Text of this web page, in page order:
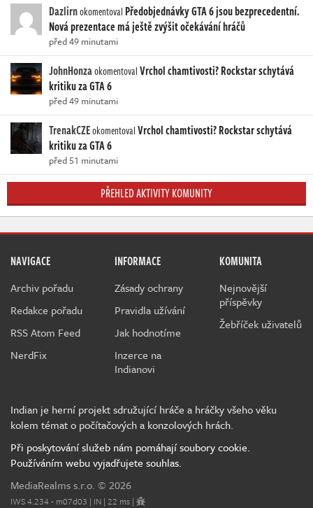
Dazlirnokomentoval Předobjednávky GTA 6 jsou bezprecedentní.
Nová prezentace má ještě zvýšit očekávání hráčů
před 49 minutami
JohnHonzaokomentovalVrchol chamtivosti? Rockstar schytává
kritiku za GTA 6
před 49 minutami
TrenakCZEokomentovalVrchol chamtivosti? Rockstar schytává
kritiku za GTA 6
před 51 minutami
PŘEHLED AKTIVITY KOMUNITY
NAVIGACE
Archiv pořadu
Redakce pořadu
RSS Atom Feed
NerdFix
INFORMACE
Zásady ochrany
Pravidla užívání
Jak hodnotíme
Inzerce na
Indianovi
KOMUNITA
Nejnovější
příspěvky
Žebříček uživatelů
Indian je herní projekt sdružující hráče a hráčky všeho věku
kolem témat o počítačových a konzolových hrách.
Při poskytování služeb nám pomáhají soubory cookie.
Používáním webu vyjadřujete souhlas.
MediaRealms s.r.o. © 2026
IWS 4.234 - m07d03 | IN | 22 ms |